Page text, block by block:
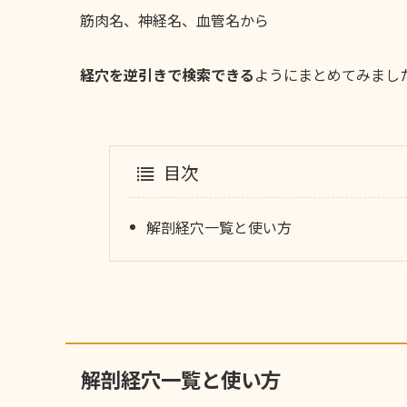
筋肉名、神経名、血管名から
経穴を逆引きで検索できるようにまとめてみまし
目次
解剖経穴一覧と使い方
解剖経穴一覧と使い方